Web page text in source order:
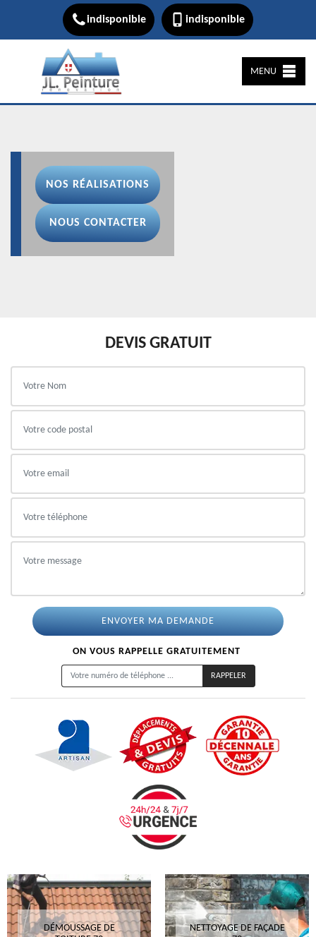
indisponible indisponible
MENU
NOS RÉALISATIONS
NOUS CONTACTER
DEVIS GRATUIT
ON VOUS RAPPELLE GRATUITEMENT
DÉMOUSSAGE DE
NETTOYAGE DE FAÇADE